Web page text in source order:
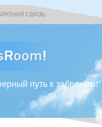
СВЯЗЬ
путь к забвению!”